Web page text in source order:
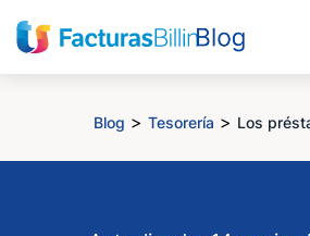
Blog > Tesorería > Los